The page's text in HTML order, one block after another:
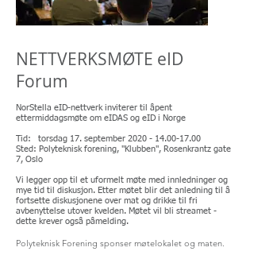
NETTVERKSMØTE eID
Forum
NorStella eID-nettverk inviterer til åpent
ettermiddagsmøte om eIDAS og eID i Norge
Tid: torsdag 17. september 2020 - 14.00-17.00
Sted: Polyteknisk forening, "Klubben", Rosenkrantz gate
7, Oslo
Vi legger opp til et uformelt møte med innledninger og
mye tid til diskusjon. Etter møtet blir det anledning til å
fortsette diskusjonene over mat og drikke til fri
avbenyttelse utover kvelden. Møtet vil bli streamet -
dette krever også påmelding.
Polyteknisk Forening sponser møtelokalet og maten.